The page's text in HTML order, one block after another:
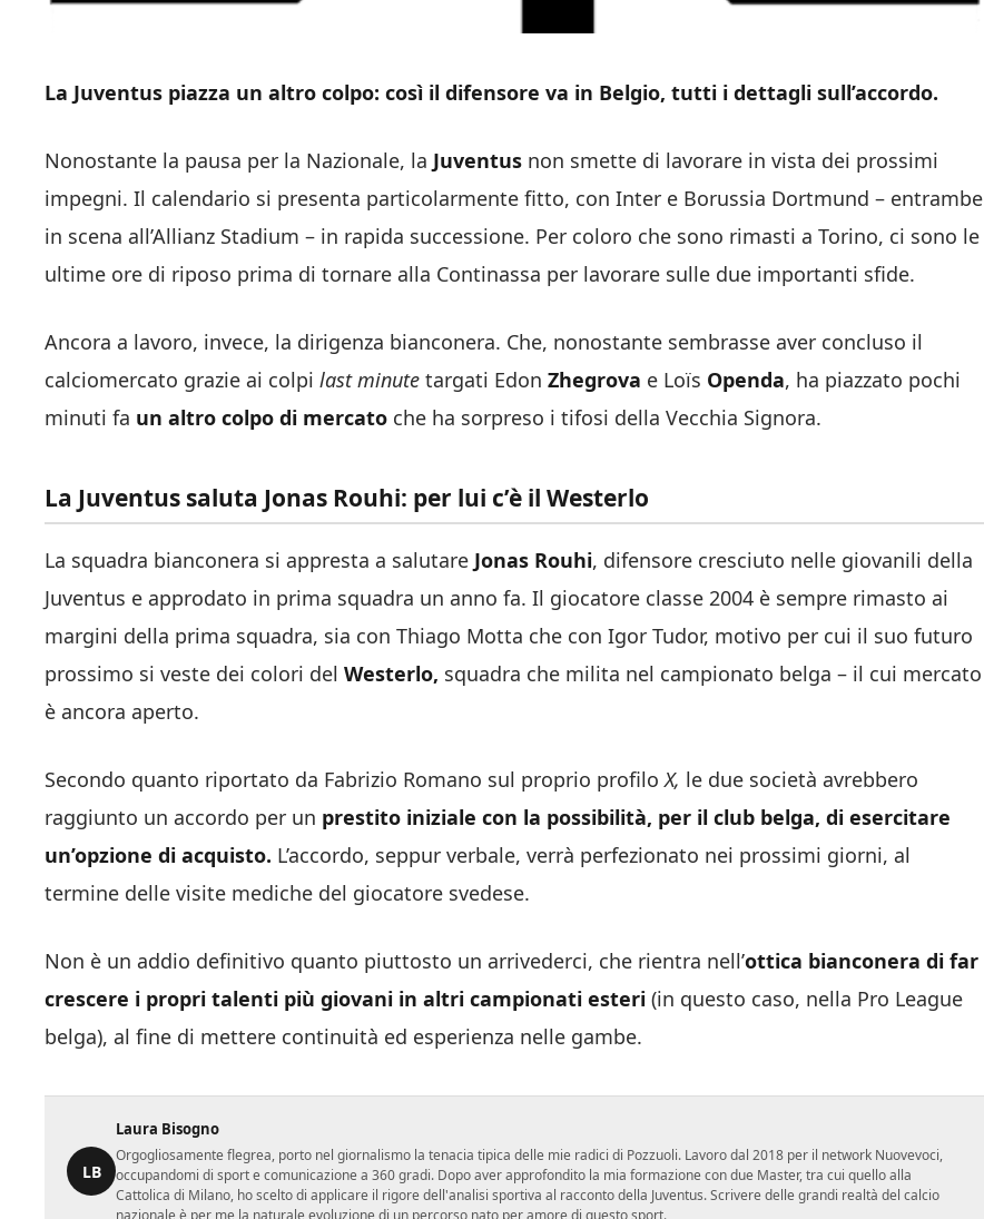
La Juventus piazza un altro colpo: così il difensore va in Belgio, tutti i dettagli sull’accordo.
Nonostante la pausa per la Nazionale, la Juventus non smette di lavorare in vista dei prossimi
impegni. Il calendario si presenta particolarmente fitto, con Inter e Borussia Dortmund – entrambe
in scena all’Allianz Stadium – in rapida successione. Per coloro che sono rimasti a Torino, ci sono le
ultime ore di riposo prima di tornare alla Continassa per lavorare sulle due importanti sfide.
Ancora a lavoro, invece, la dirigenza bianconera. Che, nonostante sembrasse aver concluso il
calciomercato grazie ai colpi last minute targati Edon Zhegrova e Loïs Openda, ha piazzato pochi
minuti fa un altro colpo di mercato che ha sorpreso i tifosi della Vecchia Signora.
La Juventus saluta Jonas Rouhi: per lui c’è il Westerlo
La squadra bianconera si appresta a salutare Jonas Rouhi, difensore cresciuto nelle giovanili della
Juventus e approdato in prima squadra un anno fa. Il giocatore classe 2004 è sempre rimasto ai
margini della prima squadra, sia con Thiago Motta che con Igor Tudor, motivo per cui il suo futuro
prossimo si veste dei colori del Westerlo, squadra che milita nel campionato belga – il cui mercato
è ancora aperto.
Secondo quanto riportato da Fabrizio Romano sul proprio profiloX, le due società avrebbero
raggiunto un accordo per un prestito iniziale con la possibilità, per il club belga, di esercitare
un’opzione di acquisto. L’accordo, seppur verbale, verrà perfezionato nei prossimi giorni, al
termine delle visite mediche del giocatore svedese.
Non è un addio definitivo quanto piuttosto un arrivederci, che rientra nell’ottica bianconera di far
crescere i propri talenti più giovani in altri campionati esteri (in questo caso, nella Pro League
belga), al fine di mettere continuità ed esperienza nelle gambe.
LB
Laura Bisogno
Orgogliosamente flegrea, porto nel giornalismo la tenacia tipica delle mie radici di Pozzuoli. Lavoro dal 2018 per il network Nuovevoci,
occupandomi di sport e comunicazione a 360 gradi. Dopo aver approfondito la mia formazione con due Master, tra cui quello alla
Cattolica di Milano, ho scelto di applicare il rigore dell'analisi sportiva al racconto della Juventus. Scrivere delle grandi realtà del calcio
nazionale è per me la naturale evoluzione di un percorso nato per amore di questo sport.